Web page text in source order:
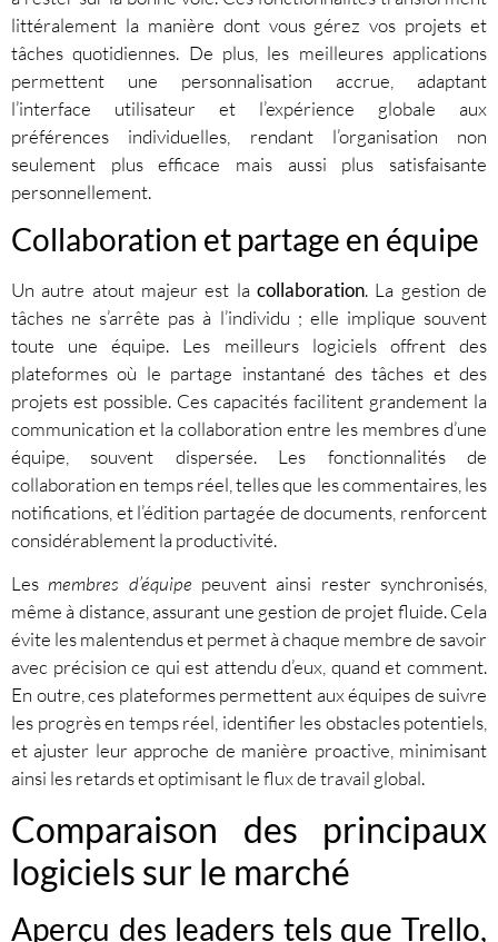
littéralement la manière dont vous gérez vos projets et
tâches quotidiennes. De plus, les meilleures applications
permettent une personnalisation accrue, adaptant
l’interface utilisateur et l’expérience globale aux
préférences individuelles, rendant l’organisation non
seulement plus efficace mais aussi plus satisfaisante
personnellement.
Collaboration et partage en équipe
Un autre atout majeur est la collaboration. La gestion de
tâches ne s’arrête pas à l’individu ; elle implique souvent
toute une équipe. Les meilleurs logiciels offrent des
plateformes où le partage instantané des tâches et des
projets est possible. Ces capacités facilitent grandement la
communication et la collaboration entre les membres d’une
équipe, souvent dispersée. Les fonctionnalités de
collaboration en temps réel, telles que les commentaires, les
notifications, et l’édition partagée de documents, renforcent
considérablement la productivité.
Lesmembres d’équipe peuvent ainsi rester synchronisés,
même à distance, assurant une gestion de projet fluide. Cela
évite les malentendus et permet à chaque membre de savoir
avec précision ce qui est attendu d’eux, quand et comment.
En outre, ces plateformes permettent aux équipes de suivre
les progrès en temps réel, identifier les obstacles potentiels,
et ajuster leur approche de manière proactive, minimisant
ainsi les retards et optimisant le flux de travail global.
Comparaison des principaux
logiciels sur le marché
Aperçu des leaders tels que Trello,